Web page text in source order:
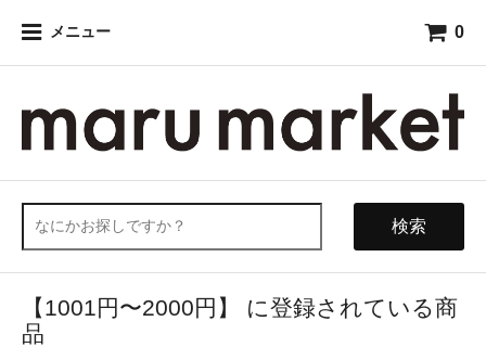
メニュー 0
検索
【1001円〜2000円】 に登録されている商
品